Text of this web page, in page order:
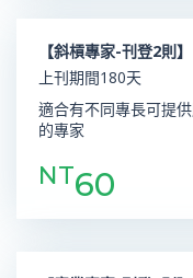
【斜槓專家-刊登2則
上刊期間180天
適合有不同專長可提
的專家
NT60